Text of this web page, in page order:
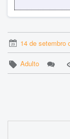
14 de setembro
Adulto